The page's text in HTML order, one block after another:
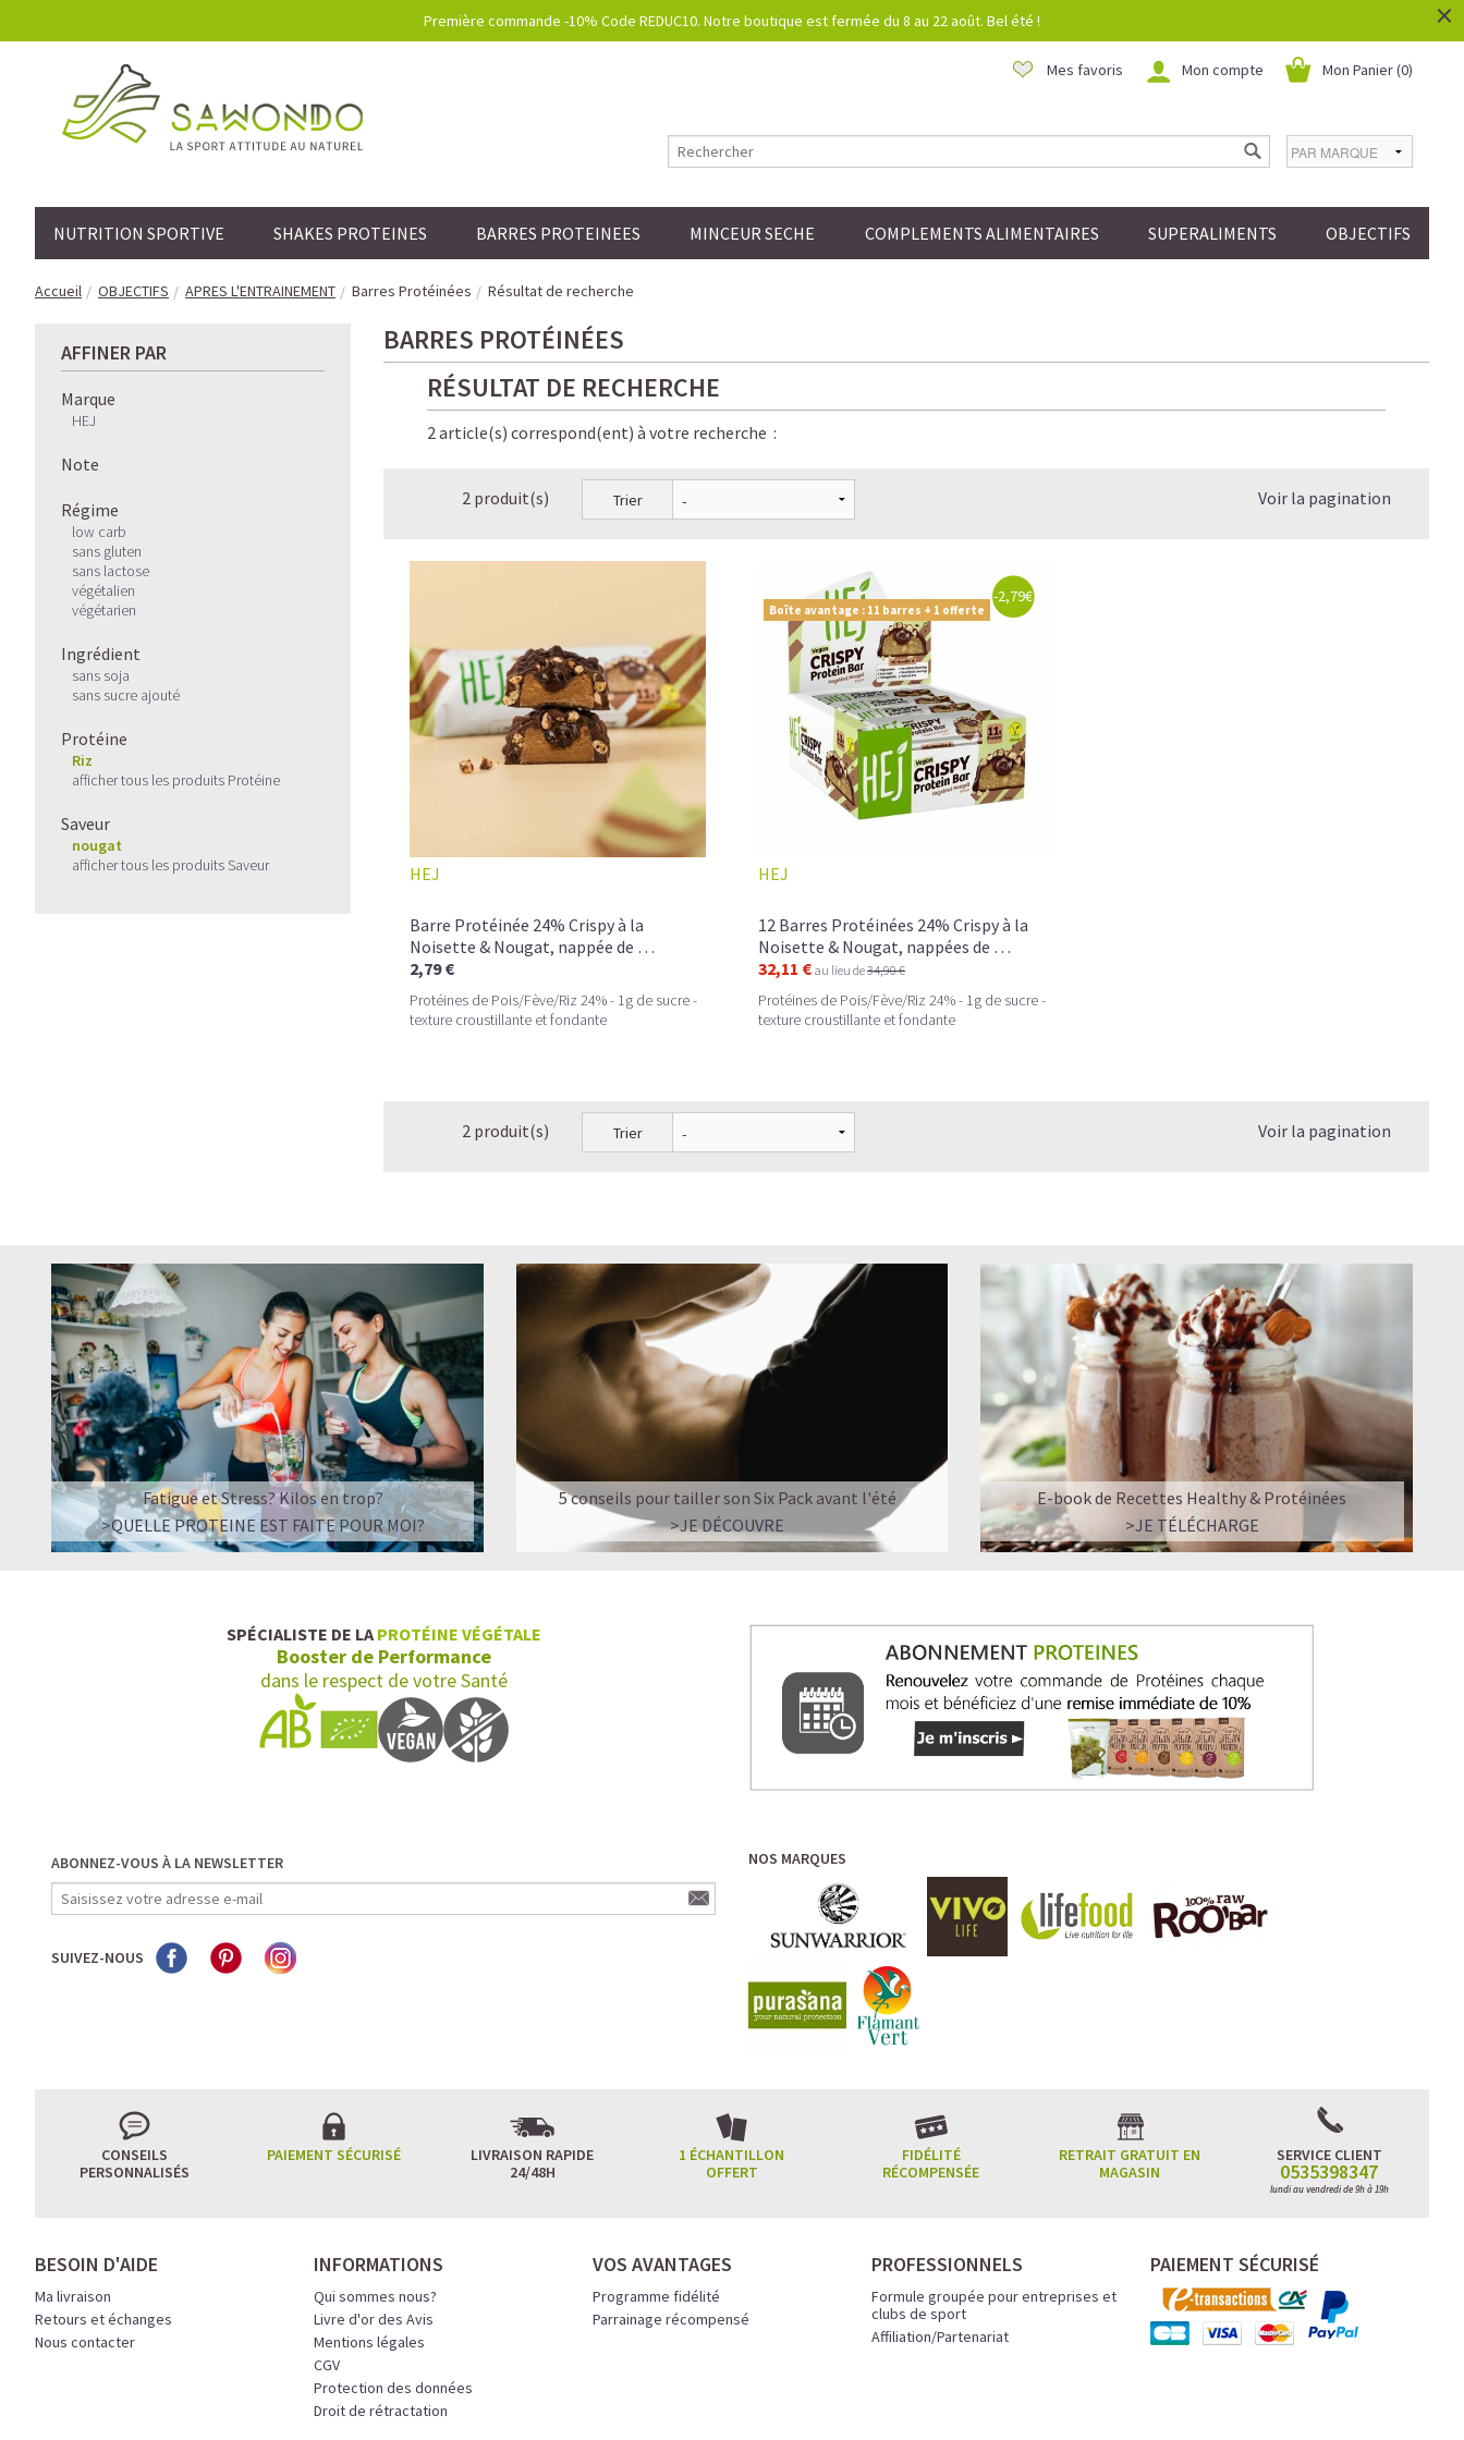
Première commande -10% Code REDUC10. Notre boutique est fermée du 8 au 22 août. Bel été ! ×
Mon Panier (0)
Mon compte
Mes favoris
NUTRITION SPORTIVE SHAKES PROTEINES BARRES PROTEINEES MINCEUR SECHE COMPLEMENTS ALIMENTAIRES SUPERALIMENTS OBJECTIFS
Accueil OBJECTIFS APRES L'ENTRAINEMENT Barres Protéinées Résultat de recherche
AFFINER PAR
Marque
HEJ
Note
Régime
low carb
sans gluten
sans lactose
végétalien
végétarien
Ingrédient
sans soja
sans sucre ajouté
Protéine
Riz
afficher tous les produits Protéine
Saveur
nougat
afficher tous les produits Saveur
BARRES PROTÉINÉES
RÉSULTAT DE RECHERCHE
2 article(s) correspond(ent) à votre recherche :
2 produit(s) Trier Voir la pagination
HEJ
Barre Protéinée 24% Crispy à la
Noisette & Nougat, nappée de …
2,79 €
Protéines de Pois/Fève/Riz 24% - 1g de sucre -
texture croustillante et fondante
Boîte avantage : 11 barres + 1 offerte
-2,79€
HEJ
12 Barres Protéinées 24% Crispy à la
Noisette & Nougat, nappées de …
32,11 € au lieu de34,90 €
Protéines de Pois/Fève/Riz 24% - 1g de sucre -
texture croustillante et fondante
2 produit(s) Trier Voir la pagination
Fatigue et Stress? Kilos en trop?
>QUELLE PROTEINE EST FAITE POUR MOI?
5 conseils pour tailler son Six Pack avant l'été
>JE DÉCOUVRE
E-book de Recettes Healthy & Protéinées
>JE TÉLÉCHARGE
SPÉCIALISTE DE LA PROTÉINE VÉGÉTALE
Booster de Performance
dans le respect de votre Santé
ABONNEZ-VOUS À LA NEWSLETTER
SUIVEZ-NOUS
NOS MARQUES
CONSEILS
PERSONNALISÉS
PAIEMENT SÉCURISÉ
LIVRAISON RAPIDE
24/48H
1 ÉCHANTILLON
OFFERT
FIDÉLITÉ
RÉCOMPENSÉE
RETRAIT GRATUIT EN
MAGASIN
SERVICE CLIENT
0535398347
lundi au vendredi de 9h à 19h
BESOIN D'AIDE
Ma livraison
Retours et échanges
Nous contacter
INFORMATIONS
Qui sommes nous?
Livre d'or des Avis
Mentions légales
CGV
Protection des données
Droit de rétractation
VOS AVANTAGES
Programme fidélité
Parrainage récompensé
PROFESSIONNELS
Formule groupée pour entreprises et
clubs de sport
Affiliation/Partenariat
PAIEMENT SÉCURISÉ